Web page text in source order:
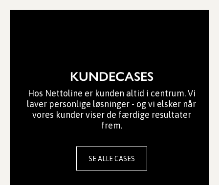
KUNDECASES
Hos Nettoline er kunden altid i centrum. Vi
laver personlige løsninger - og vi elsker når
vores kunder viser de færdige resultater
frem.
SE ALLE CASES